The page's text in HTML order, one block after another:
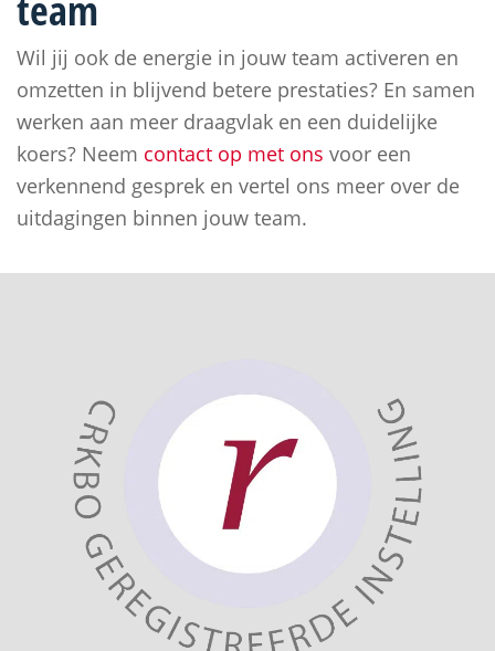
team
Wil jij ook de energie in jouw team activeren en
omzetten in blijvend betere prestaties? En samen
werken aan meer draagvlak en een duidelijke
koers? Neem contact op met ons voor een
verkennend gesprek en vertel ons meer over de
uitdagingen binnen jouw team.